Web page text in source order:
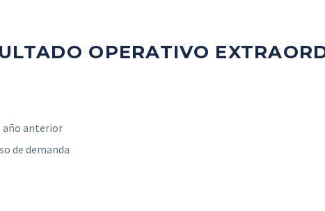
OPERATIVO
año anterior
de demanda